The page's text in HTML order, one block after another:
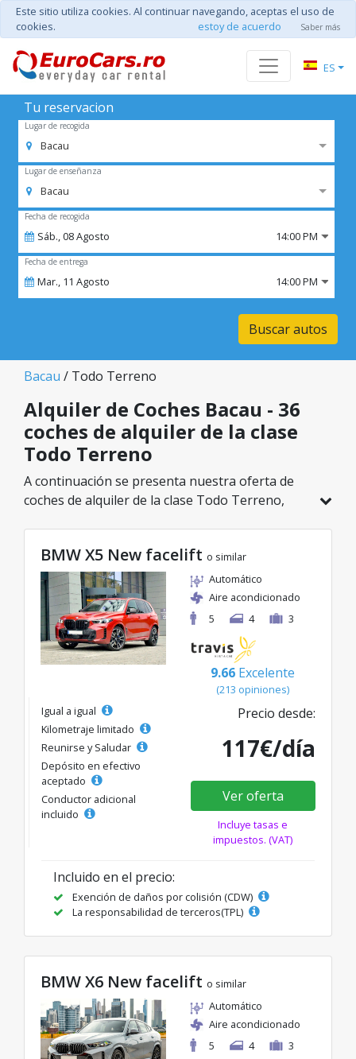
Este sitio utiliza cookies. Al continuar navegando, aceptas el uso de
cookies.
estoy de acuerdo Saber más
ES
Tu reservacion
Lugar de recogida
Bacau
Lugar de enseñanza
Bacau
Fecha de recogida
Sáb.,08Agosto 14:00 PM
Fecha de entrega
Mar., 11 Agosto 14:00 PM
Buscar autos
Bacau / Todo Terreno
Alquiler de Coches Bacau - 36
coches de alquiler de la clase
Todo Terreno
A continuación se presenta nuestra oferta de
coches de alquiler de la clase Todo Terreno,
de la categoría seleccionada, con tarifas
excelentes desde solo 27€/día.
BMW X5 New facelift o similar
Automático
Aire acondicionado
5
4 3
9.66 Excelente
(213 opiniones)
Igual a igual
Kilometraje limitado
Reunirse y Saludar
Depósito en efectivo
aceptado
Conductor adicional
incluido
Precio desde:
117€/día
Ver oferta
Incluye tasas e
impuestos. (VAT)
Incluido en el precio:
Exención de daños por colisión (CDW)
La responsabilidad de terceros(TPL)
BMW X6 New facelift o similar
Automático
Aire acondicionado
5
4 3